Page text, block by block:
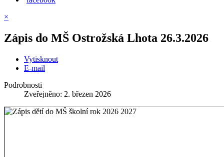
×
Zápis do MŠ Ostrožská Lhota 26.3.2026
Vytisknout
E-mail
Podrobnosti
Zveřejněno: 2. březen 2026